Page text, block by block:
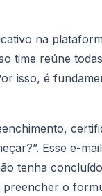
na
time reúne
isso, é
Esse e-
tenha
preencher o